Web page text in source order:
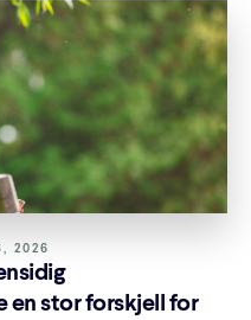
2026
en stor forskjell for